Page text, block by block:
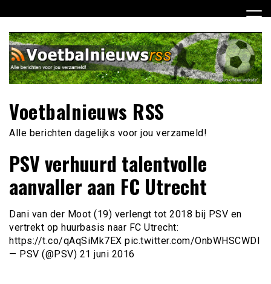
naar
inhoud
Voetbalnieuws RSS
Alle berichten dagelijks voor jou verzameld!
PSV verhuurd talentvolle
aanvaller aan FC Utrecht
Dani van der Moot (19) verlengt tot 2018 bij PSV en
vertrekt op huurbasis naar FC Utrecht:
https://t.co/qAqSiMk7EX pic.twitter.com/OnbWHSCWDI
— PSV (@PSV) 21 juni 2016